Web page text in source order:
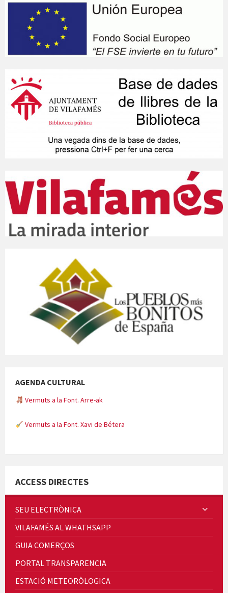
AGENDA CULTURAL
Vermuts a la Font. Arre-ak
Vermuts a la Font. Xavi de Bétera
Quintà Culroja
ACCESS DIRECTES
SEU ELECTRÒNICA
VILAFAMÉS AL WHATHSAPP
GUIA COMERÇOS
PORTAL TRANSPARENCIA
ESTACIÓ METEORÒLOGICA